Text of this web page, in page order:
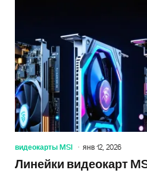
видеокарты MSI янв 12, 2026
Линейки видеокарт